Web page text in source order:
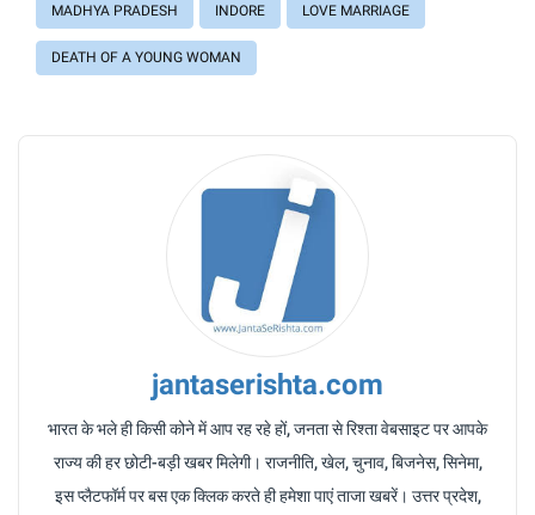
MADHYA PRADESH INDORE LOVE MARRIAGE
DEATH OF A YOUNG WOMAN
jantaserishta.com
भारत के भले ही किसी कोने में आप रह रहे हों, जनता से रिश्ता वेबसाइट पर आपके
राज्य की हर छोटी-बड़ी खबर मिलेगी। राजनीति, खेल, चुनाव, बिजनेस, सिनेमा,
इस प्लैटफॉर्म पर बस एक क्लिक करते ही हमेशा पाएं ताजा खबरें। उत्तर प्रदेश,